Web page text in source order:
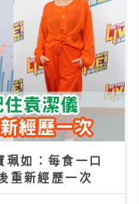
如：每食一口
重新經歷一次